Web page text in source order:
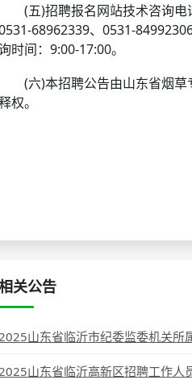
五)招聘报名网站技术咨询电话
68962339、0531-
时间：9:00-17:00。
六)本招聘公告由山东省烟草
权。
关公告
山东省临沂市纪委监委机关所
山东省临沂高新区招聘工作人